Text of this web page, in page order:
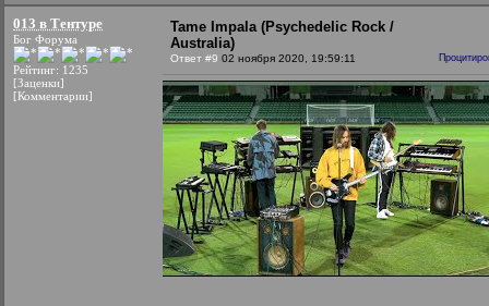
013 в Тентуре
Бог Форума
Рейтинг: 1235
[Заценки]
[Комментарии]
Tame Impala (Psychedelic Rock /
Australia)
Ответ #9 02 ноября 2020, 19:59:11